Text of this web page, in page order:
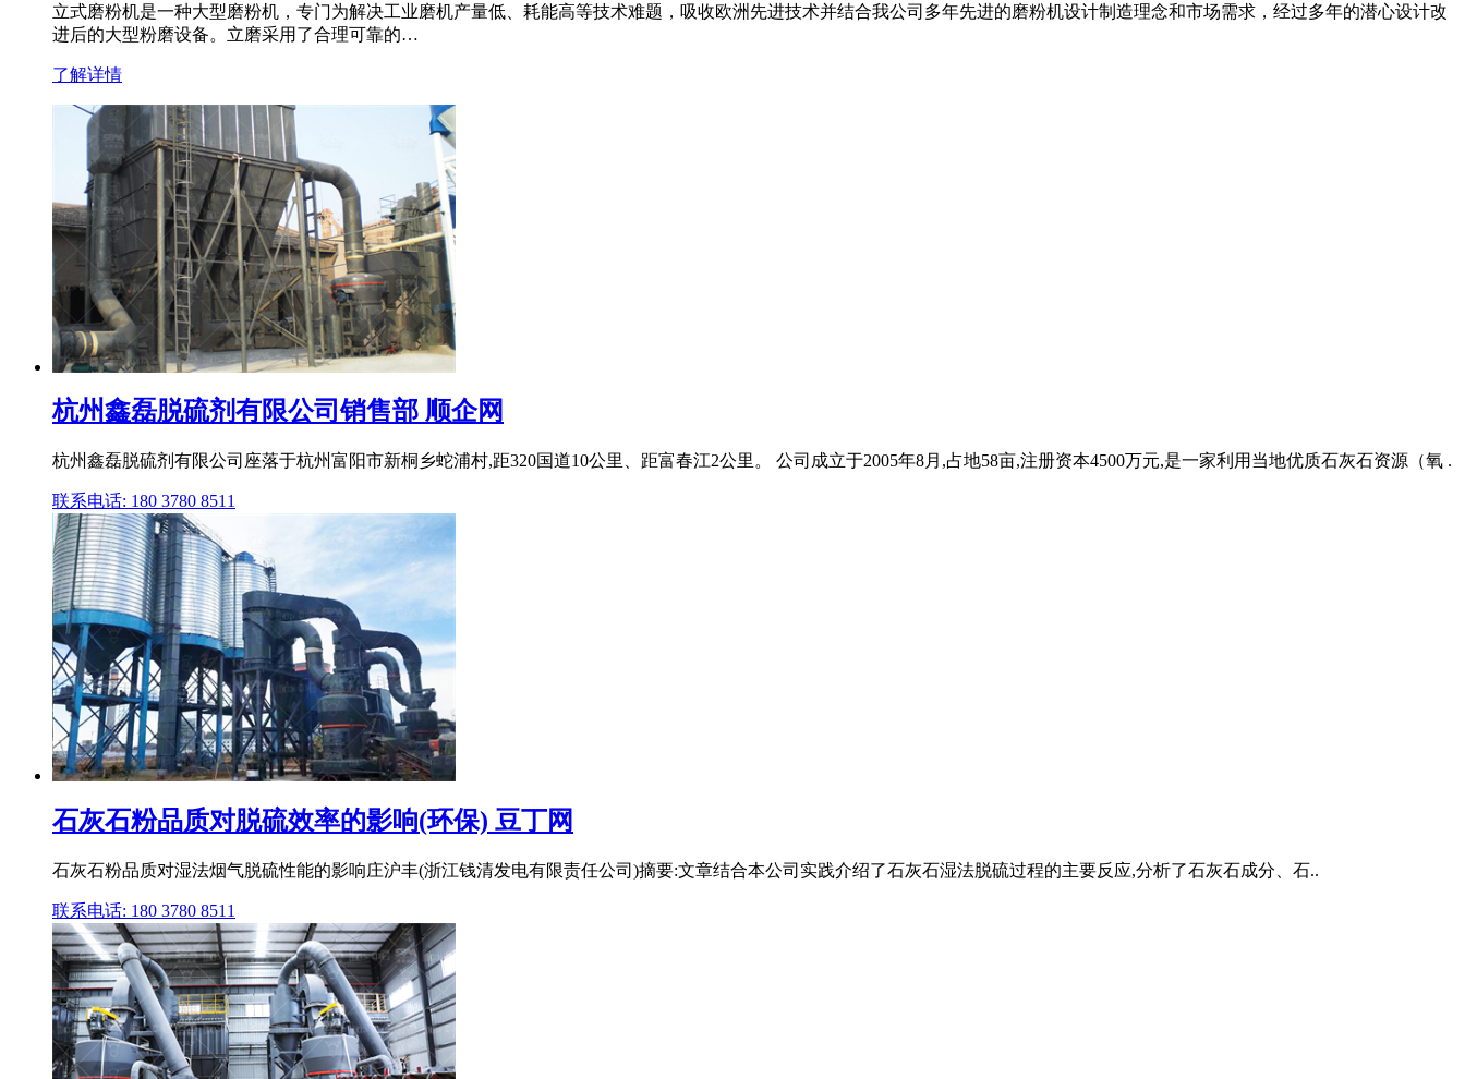
立式磨粉机是一种大型磨粉机，专门为解决工业磨机产量低、耗能高等技术难题，吸收欧洲先进技术并结合我公司多年先进的磨粉机设计制造理念和市场需求，经过多年的潜心设计改
进后的大型粉磨设备。立磨采用了合理可靠的…
了解详情
杭州鑫磊脱硫剂有限公司销售部 顺企网
杭州鑫磊脱硫剂有限公司座落于杭州富阳市新桐乡蛇浦村,距320国道10公里、距富春江2公里。 公司成立于2005年8月,占地58亩,注册资本4500万元,是一家利用当地优质石灰石资源（氧 .
联系电话: 180 3780 8511
石灰石粉品质对脱硫效率的影响(环保) 豆丁网
石灰石粉品质对湿法烟气脱硫性能的影响庄沪丰(浙江钱清发电有限责任公司)摘要:文章结合本公司实践介绍了石灰石湿法脱硫过程的主要反应,分析了石灰石成分、石..
联系电话: 180 3780 8511